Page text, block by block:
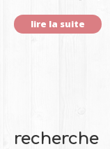
lire la suite
recherche